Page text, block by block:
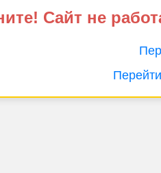
Сайт не